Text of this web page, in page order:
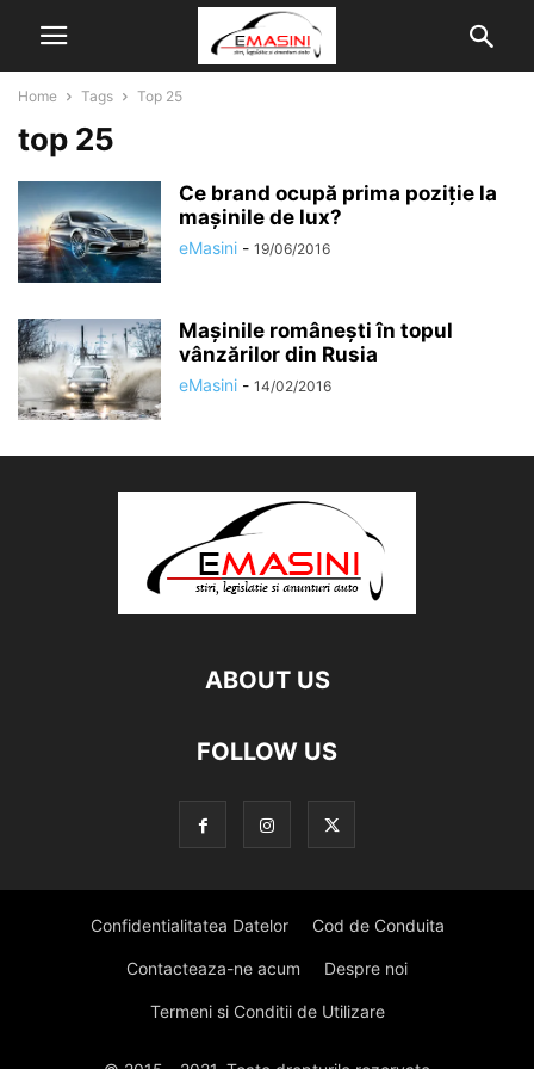
Home Tags Top 25
top 25
Ce brand ocupă prima poziție la
mașinile de lux?
eMasini - 19/06/2016
Mașinile românești în topul
vânzărilor din Rusia
eMasini - 14/02/2016
ABOUT US
FOLLOW US
Confidentialitatea Datelor Cod de Conduita
Contacteaza-ne acum Despre noi
Termeni si Conditii de Utilizare